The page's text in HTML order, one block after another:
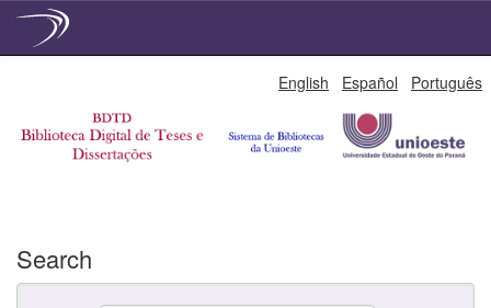
English Español Português
Search